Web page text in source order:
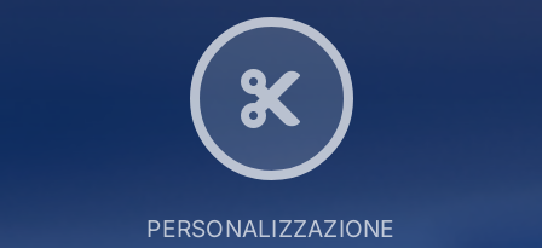
PERSONALIZZAZIONE